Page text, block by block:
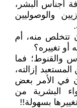
أجناس البشر،
والوصوليين
تتخلص منه، أم
أو تغييره؟
والقنوط؛ فما
إزالته،
في الأمر بعض
البشرية من
بسهولة!!